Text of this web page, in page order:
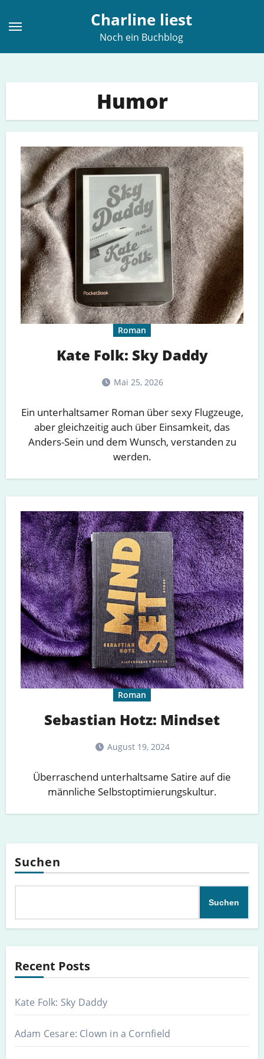
Inhalt
Charline liest
Noch ein Buchblog
Humor
Roman
Kate Folk: Sky Daddy
Mai 25, 2026
Ein unterhaltsamer Roman über sexy Flugzeuge,
aber gleichzeitig auch über Einsamkeit, das
Anders-Sein und dem Wunsch, verstanden zu
werden.
Roman
Sebastian Hotz: Mindset
August 19, 2024
Überraschend unterhaltsame Satire auf die
männliche Selbstoptimierungskultur.
Suchen
Suchen
Recent Posts
Kate Folk: Sky Daddy
Adam Cesare: Clown in a Cornfield